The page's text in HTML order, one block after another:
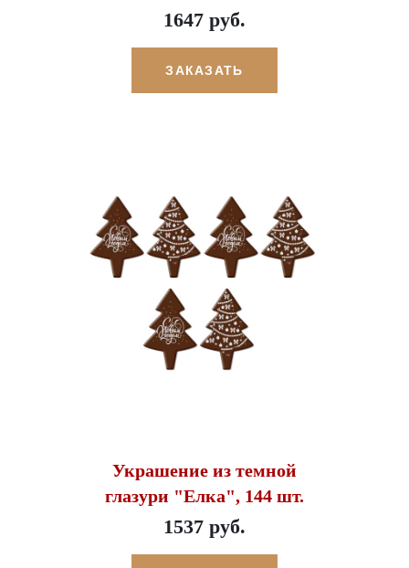
1647 руб.
ЗАКАЗАТЬ
Украшение из темной
глазури "Елка", 144 шт.
1537 руб.